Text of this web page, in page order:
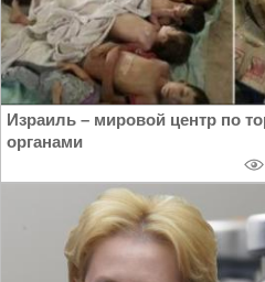
Израиль – мировой центр по
органами